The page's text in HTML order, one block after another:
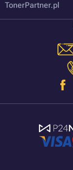
TonerPartner.pl